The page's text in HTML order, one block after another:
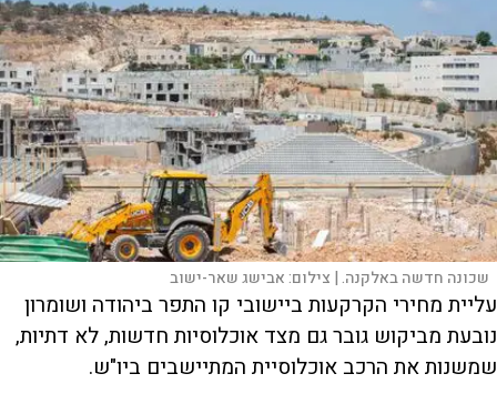
שכונה חדשה באלקנה. | צילום:אבישג שאר-ישוב
עליית מחירי הקרקעות ביישובי קו התפר ביהודה ושומרון
נובעת מביקוש גובר גם מצד אוכלוסיות חדשות, לא דתיות,
שמשנות את הרכב אוכלוסיית המתיישבים ביו"ש.